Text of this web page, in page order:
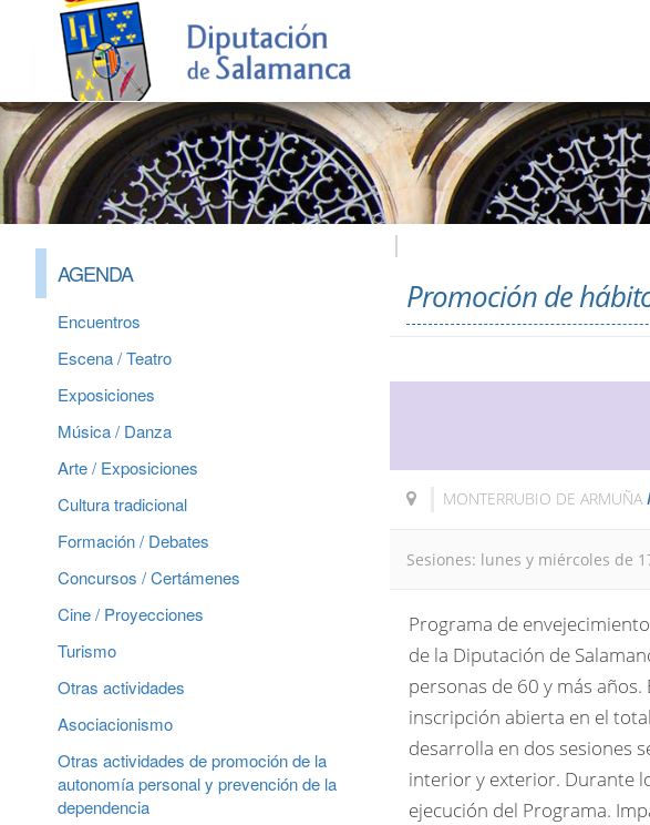
AGENDA
Encuentros
Escena / Teatro
Exposiciones
Música / Danza
Arte / Exposiciones
Cultura tradicional
Formación / Debates
Concursos / Certámenes
Cine / Proyecciones
Turismo
Otras actividades
Asociacionismo
Otras actividades de promoción de la
autonomía personal y prevención de la
dependencia
Promoción de
MONTERRUBIO DE ARMUÑA
Sesiones: lunes y miércoles de
Programa de
de la Diputación de
personas de 60 y más
inscripción abierta en el
desarrolla en dos sesiones
interior y exterior. Durante
ejecución del Programa.